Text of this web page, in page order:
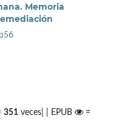
Memoria
351veces| | EPUB
=